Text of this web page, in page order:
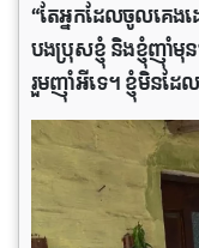
“តែអ្នកដែលចូលគេងដ
បងប្រុសខ្ញុំ និងខ្ញុំញ៉ាំ
រួមញ៉ាំអីទេ។ ខ្ញុំមិនដែ